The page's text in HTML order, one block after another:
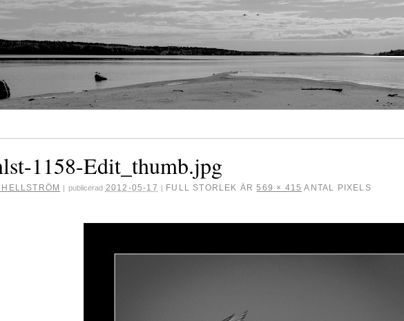
1158-Edit_thumb.jpg
| publicerad 2012-05-17 | FULL STORLEK ÄR569 × 415 ANTAL PIXELS